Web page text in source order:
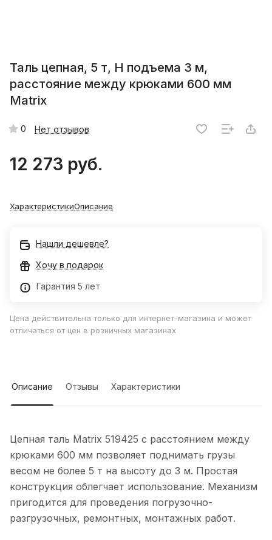
Таль цепная, 5 т, H подъема 3 м,
расстояние между крюками 600 мм
Matrix
0 Нет отзывов
12 273 руб.
ХарактеристикиОписание
Нашли дешевле?
Хочу в подарок
Гарантия 5 лет
Цена действительна только для интернет-магазина и может
отличаться от цен в розничных магазинах
Описание Отзывы Характеристики
Цепная таль Matrix 519425 с расстоянием между
крюками 600 мм позволяет поднимать грузы
весом не более 5 т на высоту до 3 м. Простая
конструкция облегчает использование. Механизм
пригодится для проведения погрузочно-
разгрузочных, ремонтных, монтажных работ.